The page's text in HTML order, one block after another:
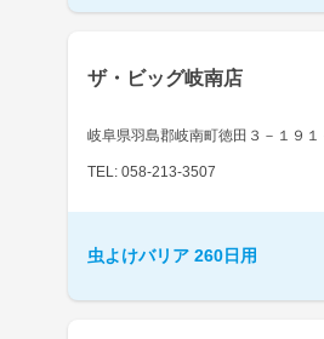
ザ・ビッグ岐南店
岐阜県羽島郡岐南町徳田３－１９１
TEL: 058-213-3507
虫よけバリア 260日用